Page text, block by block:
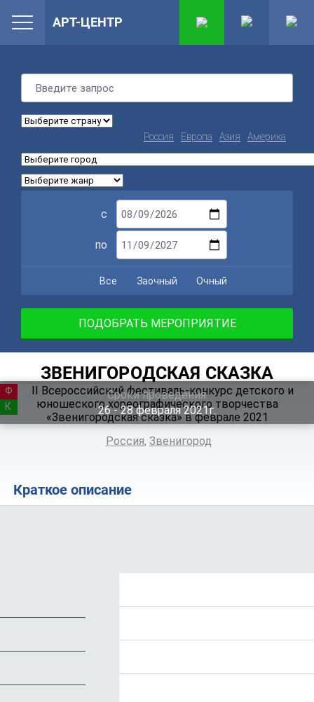
Россия Европа Азия Америка
с
по
Все Заочный Очный
ПОДОБРАТЬ МЕРОПРИЯТИЕ
ЗВЕНИГОРОДСКАЯ СКАЗКА
Сроки проведения
26 ‐ 28февраля 2021г.
ФЕСТИВАЛЬ
КОНКУРС
Россия, Звенигород
Краткое описание
АРТ-ЦЕНТР